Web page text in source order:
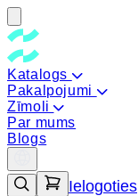
Katalogs
Pakalpojumi
Zīmoli
Par mums
Blogs
Ielogoties